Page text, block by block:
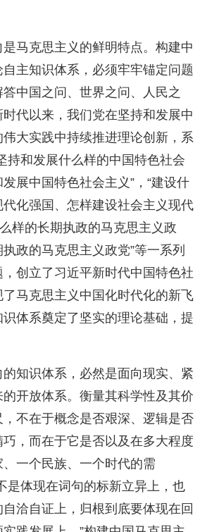
马克思主义的鲜明特点。构建中
自主知识体系，必须牢牢锚定问题
中国之问、世界之问、人民之
代以来，我们党在坚持和发展中
伟大实践中持续推进理论创新，系
持和发展什么样的中国特色社会
展中国特色社会主义”，“建设什
化强国、怎样建设社会主义现代
样的长期执政的马克思主义政
政的马克思主义政党”等一系列
创立了习近平新时代中国特色社
马克思主义中国化时代化的新飞
体系奠定了坚实的理论基础，提
的知识体系，必然是面向现实、紧
开放体系。衡量其科学性及其价
不在于概念是否艰深、逻辑是否
，而在于它是否以及在多大程度
一个民族、一个时代的需
是体现在词句的标新立异上，也
洽自证上，归根到底要体现在回